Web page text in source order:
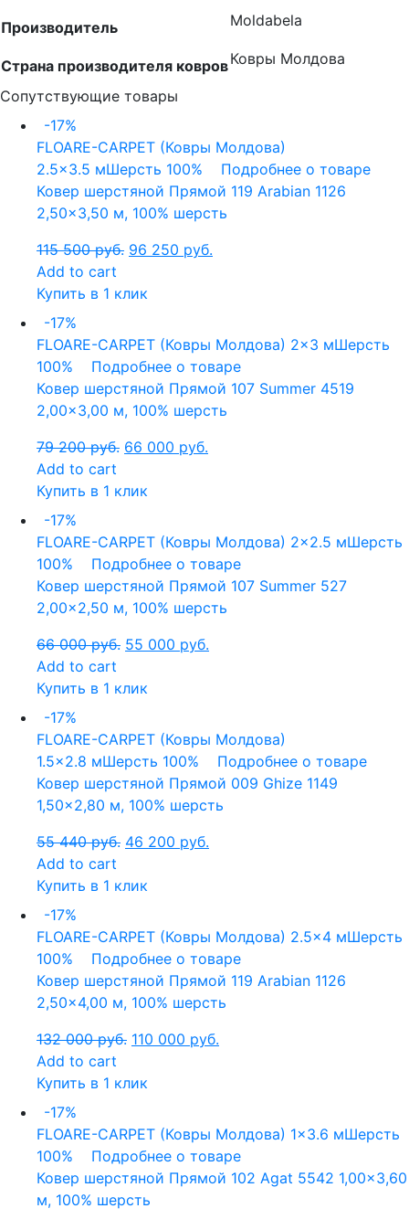
Производитель Moldabela
Страна производителя ковровКовры Молдова
Сопутствующие товары
-17%
FLOARE-CARPET (Ковры Молдова)
2.5x3.5 мШерсть 100%
Подробнее о товаре
Ковер шерстяной Прямой 119 Arabian 1126
2,50×3,50 м, 100% шерсть
115 500руб. 96 250 руб.
Add to cart
Купить в 1 клик
-17%
FLOARE-CARPET (Ковры Молдова) 2x3 мШерсть
100%
Подробнее о товаре
Ковер шерстяной Прямой 107 Summer 4519
2,00×3,00 м, 100% шерсть
79 200руб. 66 000 руб.
Add to cart
Купить в 1 клик
-17%
FLOARE-CARPET (Ковры Молдова) 2x2.5 мШерсть
100%
Подробнее о товаре
Ковер шерстяной Прямой 107 Summer 527
2,00×2,50 м, 100% шерсть
66 000руб. 55 000 руб.
Add to cart
Купить в 1 клик
-17%
FLOARE-CARPET (Ковры Молдова)
1.5x2.8 мШерсть 100%
Подробнее о товаре
Ковер шерстяной Прямой 009 Ghize 1149
1,50×2,80 м, 100% шерсть
55 440руб. 46 200 руб.
Add to cart
Купить в 1 клик
-17%
FLOARE-CARPET (Ковры Молдова) 2.5x4 мШерсть
100%
Подробнее о товаре
Ковер шерстяной Прямой 119 Arabian 1126
2,50×4,00 м, 100% шерсть
132 000руб. 110 000 руб.
Add to cart
Купить в 1 клик
-17%
FLOARE-CARPET (Ковры Молдова) 1x3.6 мШерсть
100%
Подробнее о товаре
Ковер шерстяной Прямой 102 Agat 5542 1,00×3,60
м, 100% шерсть